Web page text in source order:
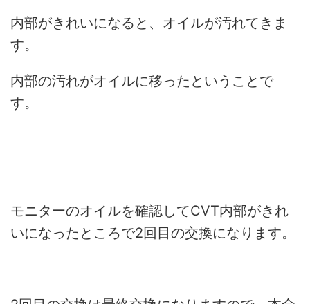
内部がきれいになると、オイルが汚れてきま
す。
内部の汚れがオイルに移ったということで
す。
モニターのオイルを確認してCVT内部がきれ
いになったところで2回目の交換になります。